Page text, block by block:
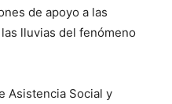
de apoyo a las
lluvias del fenómeno
Asistencia Social y